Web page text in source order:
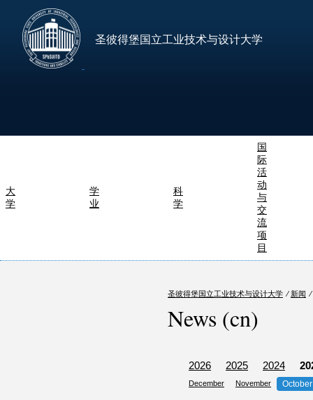
圣彼得堡国立工业技术与设计大学
大
学
学
业
科
学
国
际
活
动
与
交
流
项
目
圣彼得堡国立工业技术与设计大学 ⁄ 新闻 ⁄
News (cn)
2026 2025 2024
December November October